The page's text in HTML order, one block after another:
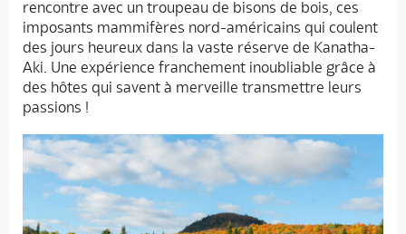
rencontre avec un troupeau de bisons de bois, ces
imposants mammifères nord-américains qui coulent
des jours heureux dans la vaste réserve de Kanatha-
Aki. Une expérience franchement inoubliable grâce à
des hôtes qui savent à merveille transmettre leurs
passions !